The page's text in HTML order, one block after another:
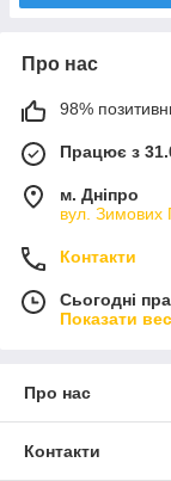
Про нас
98%
Працює з
м. Дніпро
вул. Зимових
Контакти
Сьогодні
Показати
Про нас
Контакти